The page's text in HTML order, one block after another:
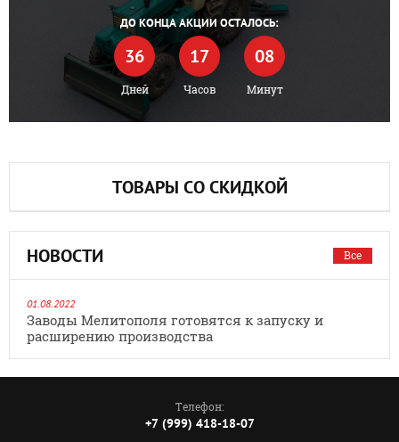
ДО КОНЦА АКЦИИ ОСТАЛОСЬ:
36
Дней
17
Часов
08
Минут
ТОВАРЫ СО СКИДКОЙ
НОВОСТИ Все
01.08.2022
Заводы Мелитополя готовятся к запуску и
расширению производства
Телефон:
+7 (999) 418-18-07